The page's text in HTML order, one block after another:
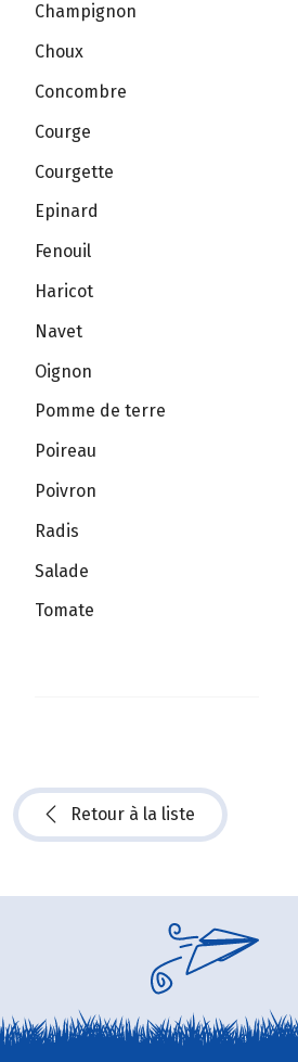
Champignon
Choux
Concombre
Courge
Courgette
Epinard
Fenouil
Haricot
Navet
Oignon
Pomme de terre
Poireau
Poivron
Radis
Salade
Tomate
Retour à la liste